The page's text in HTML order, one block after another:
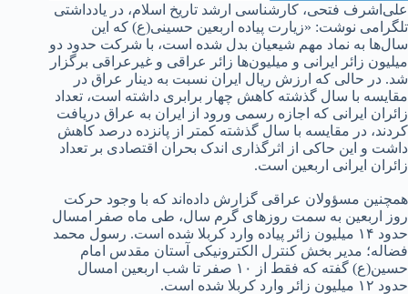
علی‌اشرف فتحی، کارشناسی ارشد تاریخ اسلام، در یادداشتی
تلگرامی نوشت: «زیارت پیاده اربعین حسینی(ع) که این
سال‌ها به نماد مهم شیعیان بدل شده است، با شرکت حدود دو
میلیون زائر ایرانی و میلیون‌ها زائر عراقی و غیرعراقی برگزار
شد. در حالی که ارزش ریال ایران نسبت به دینار عراق در
مقایسه با سال گذشته کاهش چهار برابری داشته است، تعداد
زائران ایرانی که اجازه رسمی ورود از ایران به عراق دریافت
کردند، در مقایسه با سال گذشته کمتر از پانزده درصد کاهش
داشت و این حاکی از اثرگذاری اندک بحران اقتصادی بر تعداد
زائران ایرانی اربعین است.
همچنین مسؤولان عراقی گزارش داده‌اند که با وجود حرکت
روز اربعین به سمت روزهای گرم سال، طی ماه صفر امسال
حدود ۱۴ میلیون زائر پیاده وارد کربلا شده است. رسول محمد
فضاله؛ مدیر بخش کنترل الکترونیکی آستان مقدس امام
حسین(ع) گفته که فقط از ۱۰ صفر تا شب اربعین امسال
حدود ۱۲ میلیون زائر وارد کربلا شده است.